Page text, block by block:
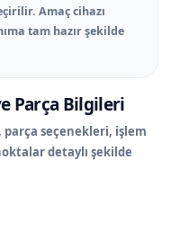
Amaç cihazı
tam hazır şekilde
Parça Bilgileri
parça seçenekleri, işlem
detaylı şekilde